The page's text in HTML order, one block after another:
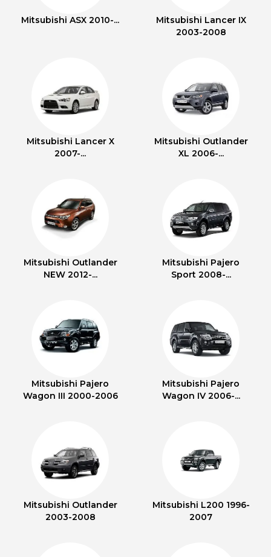
Mitsubishi ASX 2010-...
Mitsubishi Lancer IX
2003-2008
Mitsubishi Lancer X
2007-...
Mitsubishi Outlander
XL 2006-...
Mitsubishi Outlander
NEW 2012-...
Mitsubishi Pajero
Sport 2008-...
Mitsubishi Pajero
Wagon III 2000-2006
Mitsubishi Pajero
Wagon IV 2006-...
Mitsubishi Outlander
2003-2008
Mitsubishi L200 1996-
2007